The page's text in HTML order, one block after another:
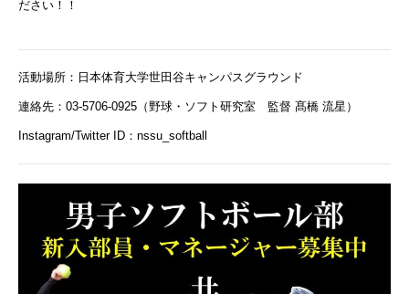
ださい！！
活動場所：日本体育大学世田谷キャンパスグラウンド
連絡先：03-5706-0925（野球・ソフト研究室 監督 髙橋 流星）
Instagram/Twitter ID：nssu_softball